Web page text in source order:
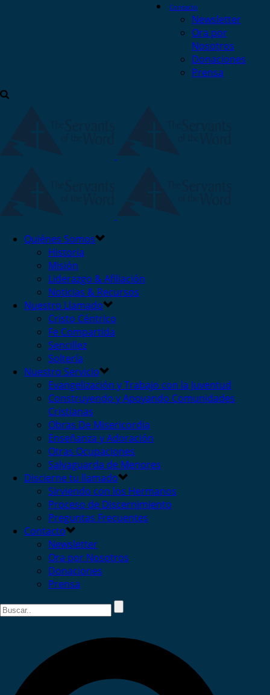
Contacto
Newsletter
Ora por
Nosotros
Donaciones
Prensa
Quiénes Somos
Historia
Misión
Liderazgo & Afiliación
Noticias & Recursos
Nuestro Llamado
Cristo Céntrico
Fe Compartida
Sencillez
Soltería
Nuestro Servicio
Evangelización y Trabajo con la Juventud
Construyendo y Apoyando Comunidades
Cristianas
Obras De Misericordia
Enseñanza y Adoración
Otras Ocupaciones
Salvaguarda de Menores
Discierne tu llamado
Sirviendo con los Hermanos
Proceso de Discernimiento
Preguntas Frecuentes
Contacto
Newsletter
Ora por Nosotros
Donaciones
Prensa